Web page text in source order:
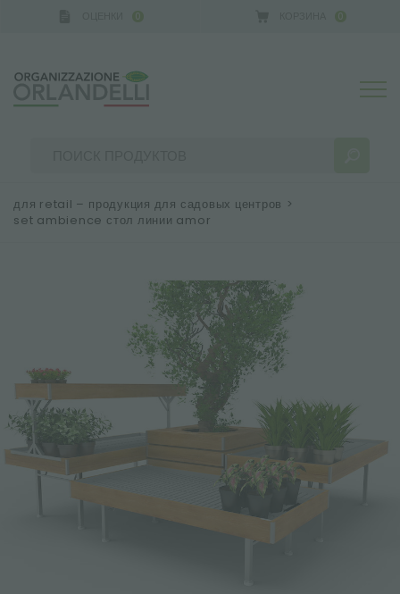
0 0
БОЛЬШЕ РЕЗУЛЬТАТОВ ДЛЯ ВАС:
для retail – продукция для садовых центров >
set ambience стол линии amor